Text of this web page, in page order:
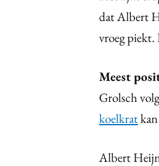
dat Albert
vroeg piekt.
Meest
Grolsch
koelkrat
Albert Heijn